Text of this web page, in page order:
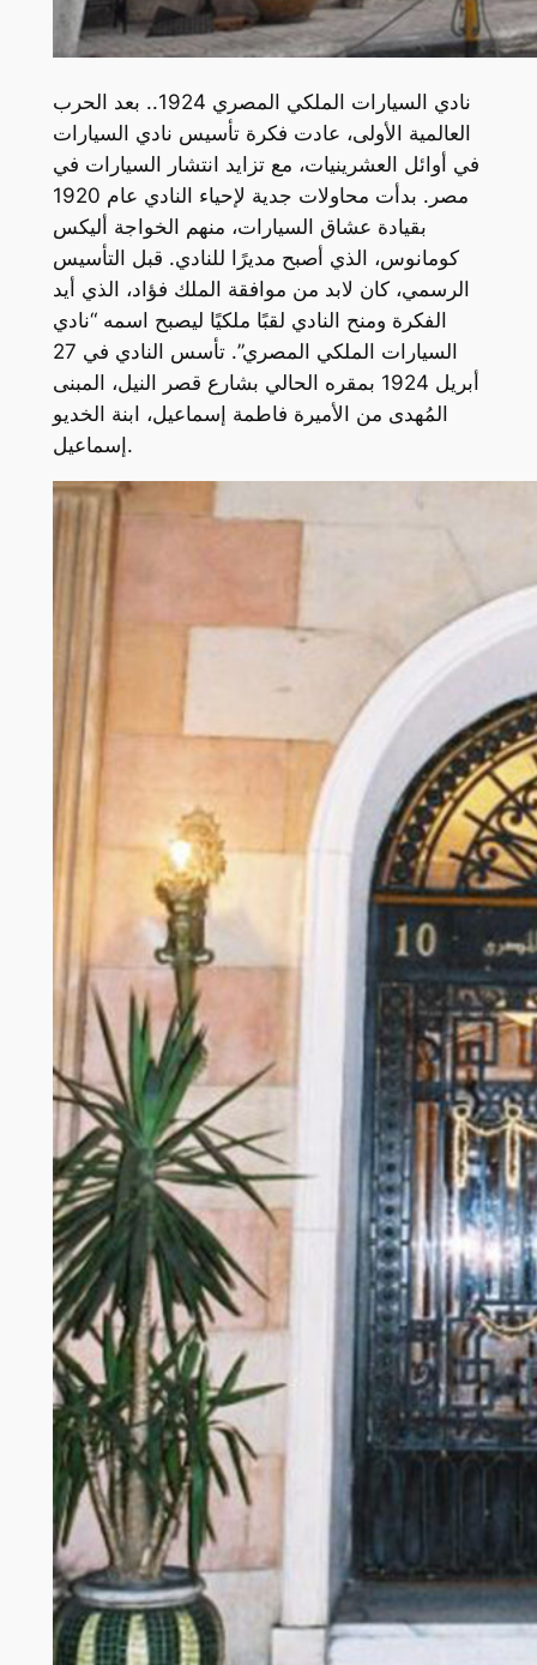
نادي السيارات الملكي المصري 1924.. بعد الحرب
العالمية الأولى، عادت فكرة تأسيس نادي السيارات
في أوائل العشرينيات، مع تزايد انتشار السيارات في
مصر. بدأت محاولات جدية لإحياء النادي عام 1920
بقيادة عشاق السيارات، منهم الخواجة أليكس
كومانوس، الذي أصبح مديرًا للنادي. قبل التأسيس
الرسمي، كان لابد من موافقة الملك فؤاد، الذي أيد
الفكرة ومنح النادي لقبًا ملكيًا ليصبح اسمه “نادي
السيارات الملكي المصري”. تأسس النادي في 27
أبريل 1924 بمقره الحالي بشارع قصر النيل، المبنى
المُهدى من الأميرة فاطمة إسماعيل، ابنة الخديو
إسماعيل.